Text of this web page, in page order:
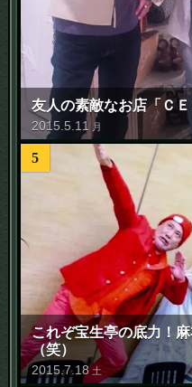
友人の素敵なお店「Ｃ
2015 5 11 月
5
これぞ宝生亭の底力！
（笑）
2015.7. 18 土